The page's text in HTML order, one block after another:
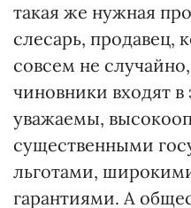
такая же нужная
слесарь, продавец,
совсем не
чиновники входят
уважаемы,
существенными
льготами,
гарантиями. А